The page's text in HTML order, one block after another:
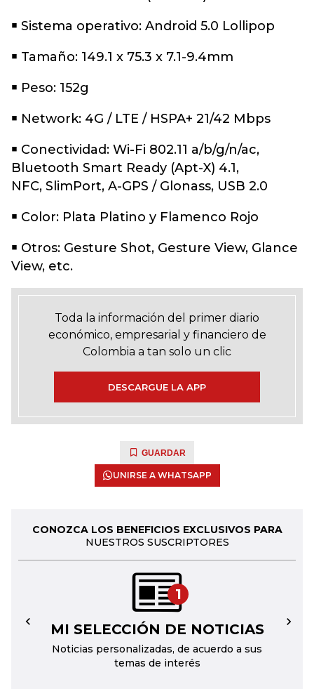
￭ Sistema operativo: Android 5.0 Lollipop
￭ Tamaño: 149.1 x 75.3 x 7.1-9.4mm
￭ Peso: 152g
￭ Network: 4G / LTE / HSPA+ 21/42 Mbps
￭ Conectividad: Wi-Fi 802.11 a/b/g/n/ac,
Bluetooth Smart Ready (Apt-X) 4.1,
NFC, SlimPort, A-GPS / Glonass, USB 2.0
￭ Color: Plata Platino y Flamenco Rojo
￭ Otros: Gesture Shot, Gesture View, Glance
View, etc.
Toda la información del primer diario
económico, empresarial y financiero de
Colombia a tan solo un clic
DESCARGUE LA APP
GUARDAR
UNIRSE A WHATSAPP
CONOZCA LOS BENEFICIOS EXCLUSIVOS PARA
NUESTROS SUSCRIPTORES
1
MI SELECCIÓN DE NOTICIAS
Noticias personalizadas, de acuerdo a sus
temas de interés
← →